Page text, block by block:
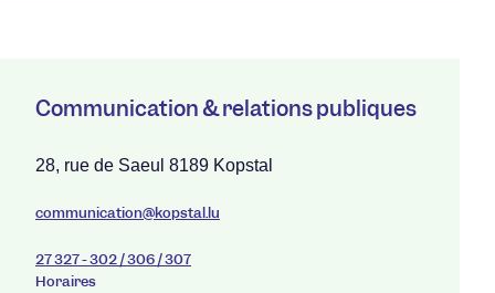
Communication & relations publiques
28, rue de Saeul 8189 Kopstal
communication@kopstal.lu
27 327 - 302 / 306 / 307
Horaires